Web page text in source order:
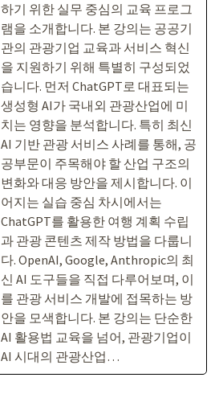
하기 위한 실무 중심의 교육 프로그
램을 소개합니다. 본 강의는 공공기
관의 관광기업 교육과 서비스 혁신
을 지원하기 위해 특별히 구성되었
습니다. 먼저 ChatGPT로 대표되는
생성형 AI가 국내외 관광산업에 미
치는 영향을 분석합니다. 특히 최신
AI 기반 관광 서비스 사례를 통해, 공
공부문이 주목해야 할 산업 구조의
변화와 대응 방안을 제시합니다. 이
어지는 실습 중심 차시에서는
ChatGPT를 활용한 여행 계획 수립
과 관광 콘텐츠 제작 방법을 다룹니
다. OpenAI, Google, Anthropic의 최
신 AI 도구들을 직접 다루어보며, 이
를 관광 서비스 개발에 접목하는 방
안을 모색합니다. 본 강의는 단순한
AI 활용법 교육을 넘어, 관광기업이
AI 시대의 관광산업…